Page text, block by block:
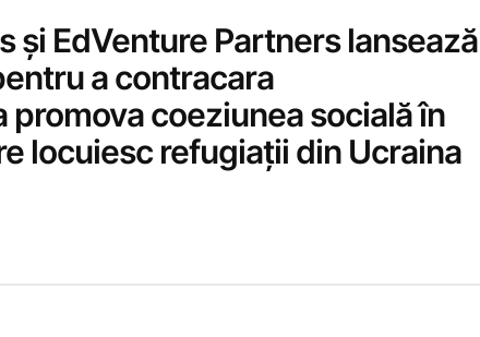
și EdVenture Partners lansează
a contracara
promova coeziunea socială în
locuiesc refugiații din Ucraina